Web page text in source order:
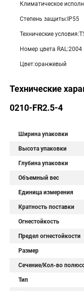
Климатическое
Степень защиты:IP55
Технические
Номер цвета RAL:2004
Цвет:оранжевый
Технические
0210-FR2.5-4
Ширина упаковки
Высота упаковки
Глубина упаковки
Объемный вес
Единица измерения
Кратность поставки
Огнестойкость
Предел огнестойкости
Размер
Сечение/Кол-во
Тип